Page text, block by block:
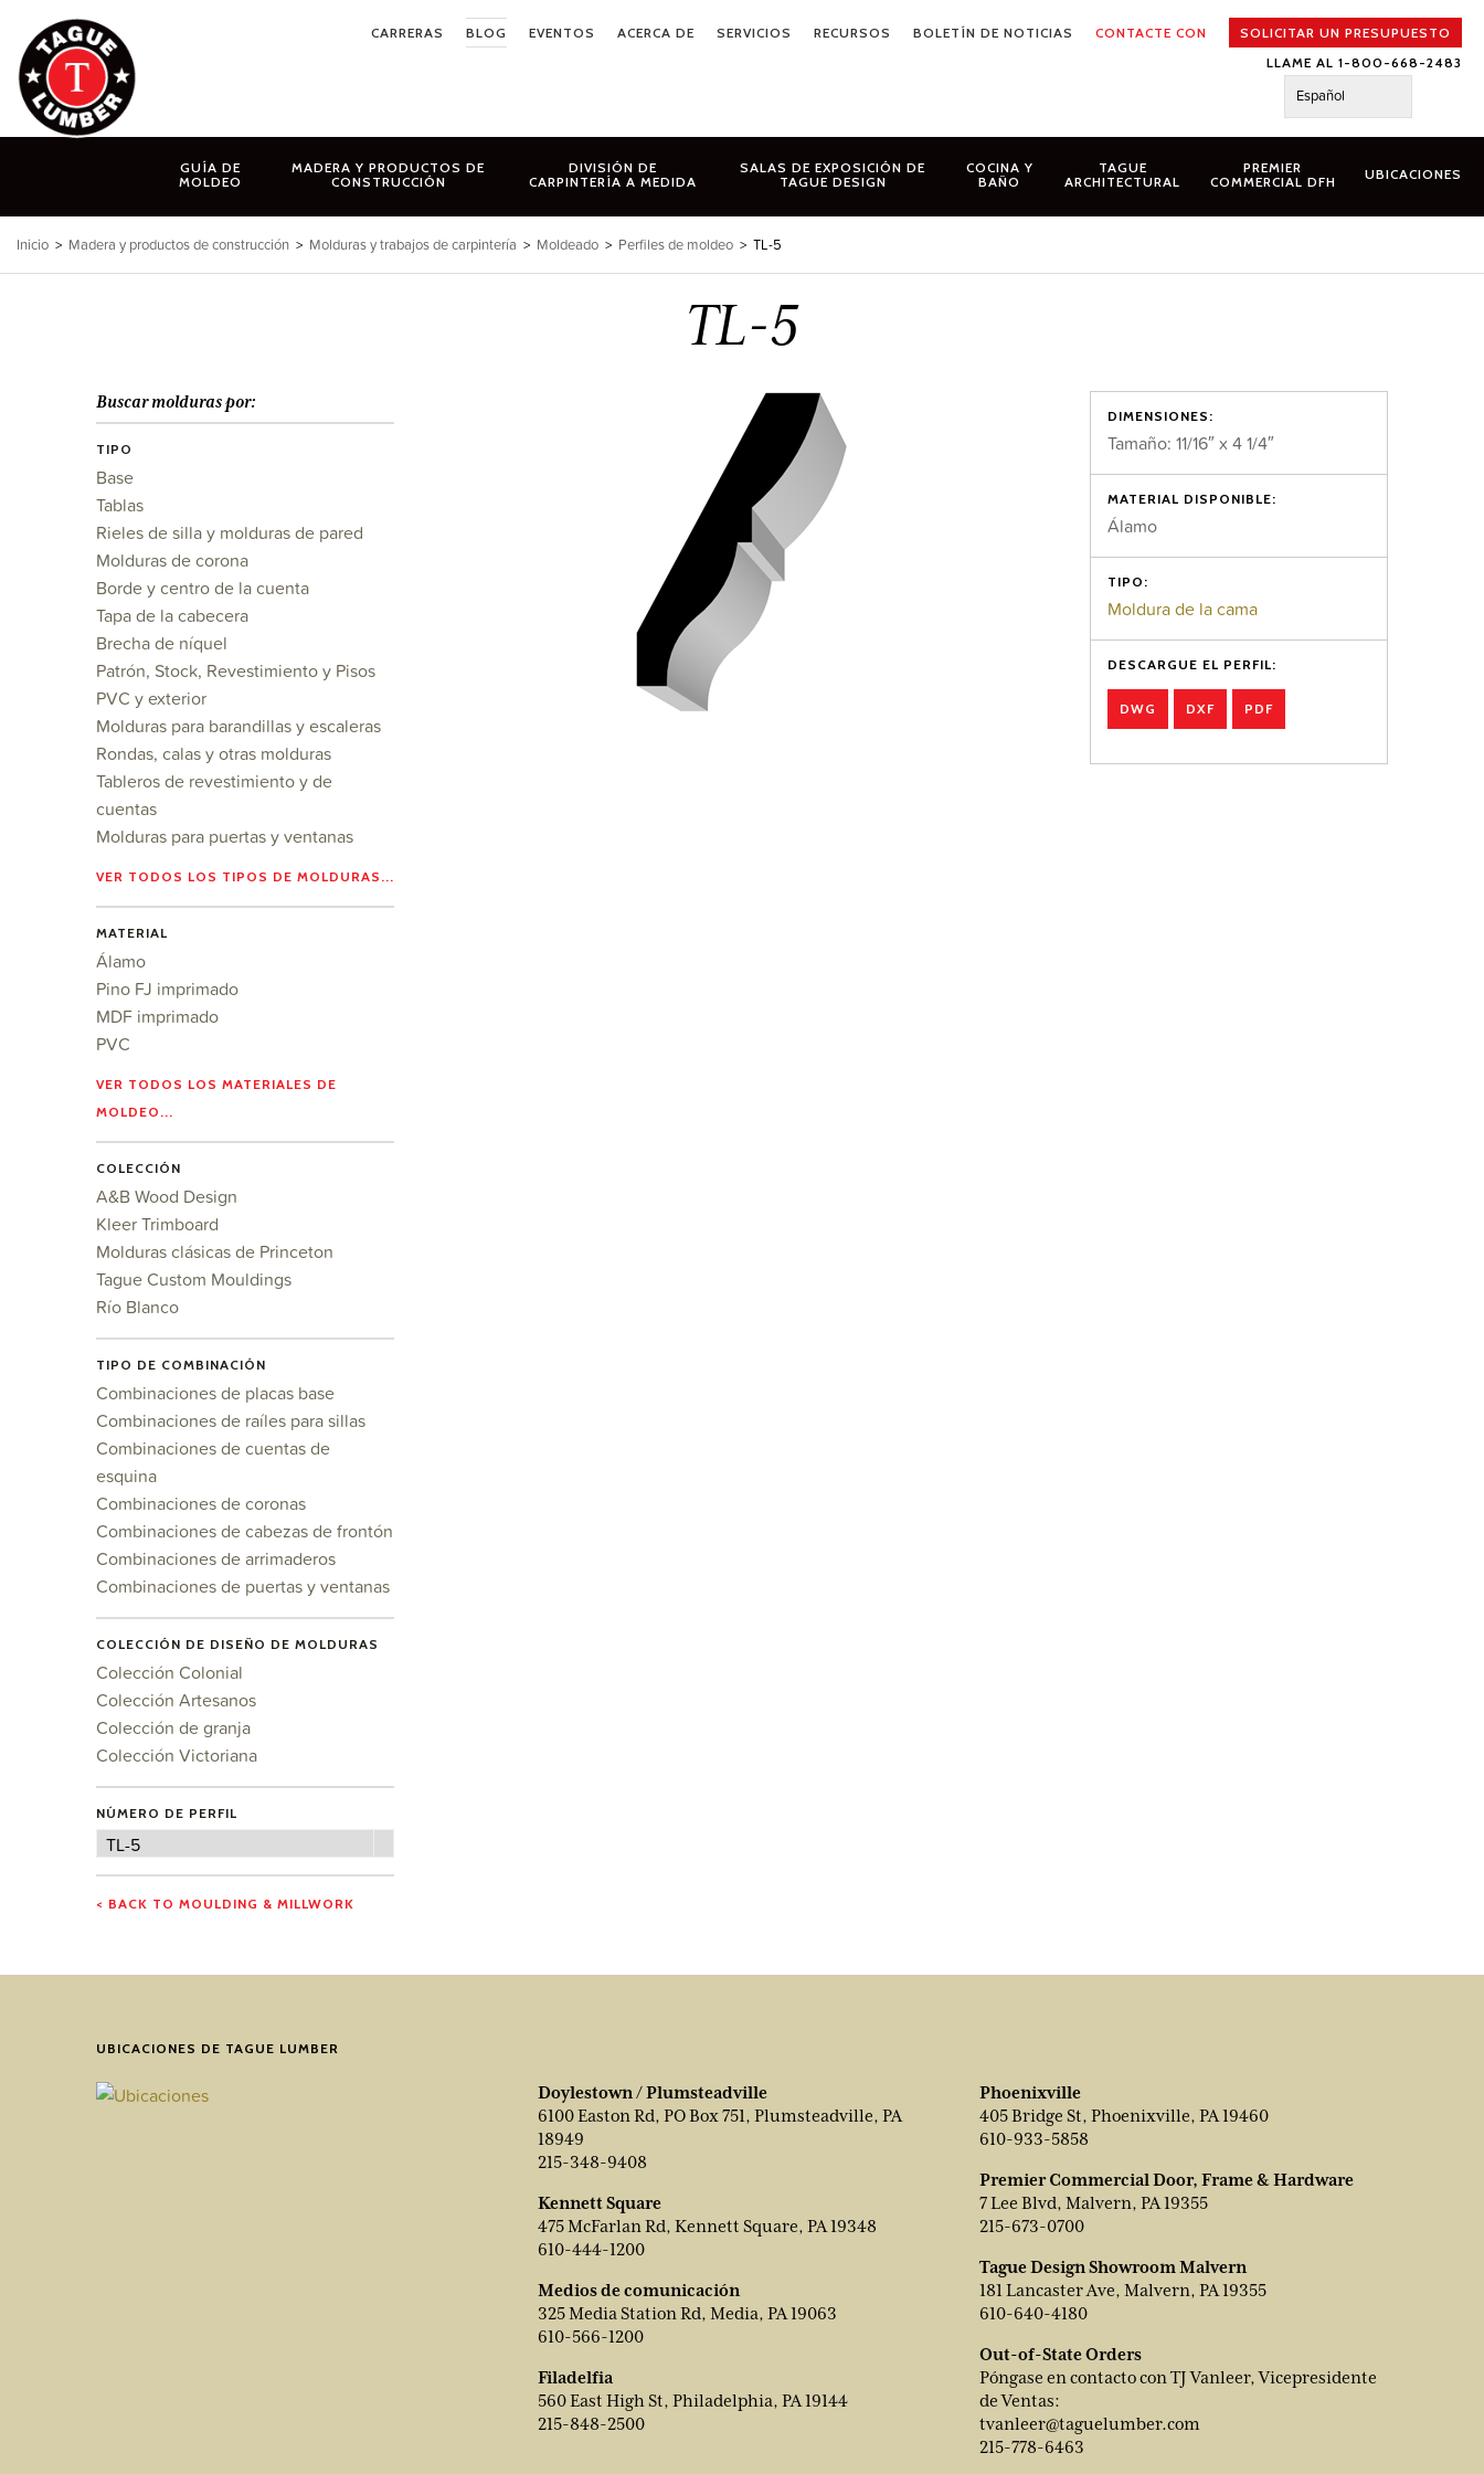
contenido
CARRERAS BLOG EVENTOS ACERCA DE SERVICIOS RECURSOS BOLETÍN DE NOTICIAS CONTACTE CON
SOLICITAR UN PRESUPUESTO
LLAME AL 1-800-668-2483
Español
GUÍA DE
MOLDEO
MADERA Y PRODUCTOS DE
CONSTRUCCIÓN
DIVISIÓN DE
CARPINTERÍA A MEDIDA
SALAS DE EXPOSICIÓN DE
TAGUE DESIGN
COCINA Y
BAÑO
TAGUE
ARCHITECTURAL
PREMIER
COMMERCIAL DFH
UBICACIONES
Inicio > Madera y productos de construcción > Molduras y trabajos de carpintería > Moldeado > Perfiles de moldeo > TL-5
TL-5
DIMENSIONES:
Tamaño: 11/16″ x 4 1/4″
MATERIAL DISPONIBLE:
Álamo
TIPO:
Moldura de la cama
DESCARGUE EL PERFIL:
DWG DXF PDF
Buscar molduras por:
TIPO
Base
Tablas
Rieles de silla y molduras de pared
Molduras de corona
Borde y centro de la cuenta
Tapa de la cabecera
Brecha de níquel
Patrón, Stock, Revestimiento y Pisos
PVC y exterior
Molduras para barandillas y escaleras
Rondas, calas y otras molduras
Tableros de revestimiento y de
cuentas
Molduras para puertas y ventanas
VER TODOS LOS TIPOS DE MOLDURAS...
MATERIAL
Álamo
Pino FJ imprimado
MDF imprimado
PVC
VER TODOS LOS MATERIALES DE
MOLDEO...
COLECCIÓN
A&B Wood Design
Kleer Trimboard
Molduras clásicas de Princeton
Tague Custom Mouldings
Río Blanco
TIPO DE COMBINACIÓN
Combinaciones de placas base
Combinaciones de raíles para sillas
Combinaciones de cuentas de
esquina
Combinaciones de coronas
Combinaciones de cabezas de frontón
Combinaciones de arrimaderos
Combinaciones de puertas y ventanas
COLECCIÓN DE DISEÑO DE MOLDURAS
Colección Colonial
Colección Artesanos
Colección de granja
Colección Victoriana
NÚMERO DE PERFIL
Número
perfil
TL-5
< BACK TO MOULDING & MILLWORK
UBICACIONES DE TAGUE LUMBER
Doylestown / Plumsteadville
6100 Easton Rd, PO Box 751, Plumsteadville, PA
18949
215-348-9408
Kennett Square
475 McFarlan Rd, Kennett Square, PA 19348
610-444-1200
Medios de comunicación
325 Media Station Rd, Media, PA 19063
610-566-1200
Filadelfia
560 East High St, Philadelphia, PA 19144
215-848-2500
Phoenixville
405 Bridge St, Phoenixville, PA 19460
610-933-5858
Premier Commercial Door, Frame & Hardware
7 Lee Blvd, Malvern, PA 19355
215-673-0700
Tague Design Showroom Malvern
181 Lancaster Ave, Malvern, PA 19355
610-640-4180
Out-of-State Orders
Póngase en contacto con TJ Vanleer, Vicepresidente
de Ventas:
tvanleer@taguelumber.com
215-778-6463